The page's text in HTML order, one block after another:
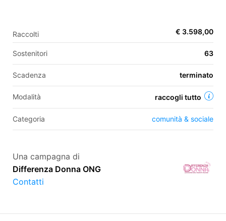
IT
EN
ES
Raccolti € 3.598,00
Sostenitori 63
Scadenza terminato
Modalità raccogli tutto
Categoria comunità & sociale
Una campagna di
Differenza Donna ONG
Contatti